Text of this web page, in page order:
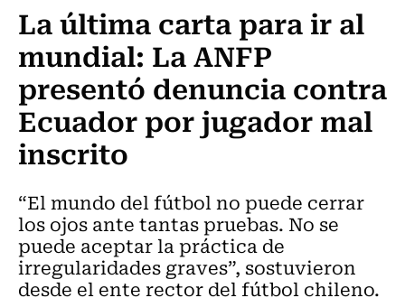
La última carta para ir al
mundial: La ANFP
presentó denuncia contra
Ecuador por jugador mal
inscrito
“El mundo del fútbol no puede cerrar
los ojos ante tantas pruebas. No se
puede aceptar la práctica de
irregularidades graves”, sostuvieron
desde el ente rector del fútbol chileno.